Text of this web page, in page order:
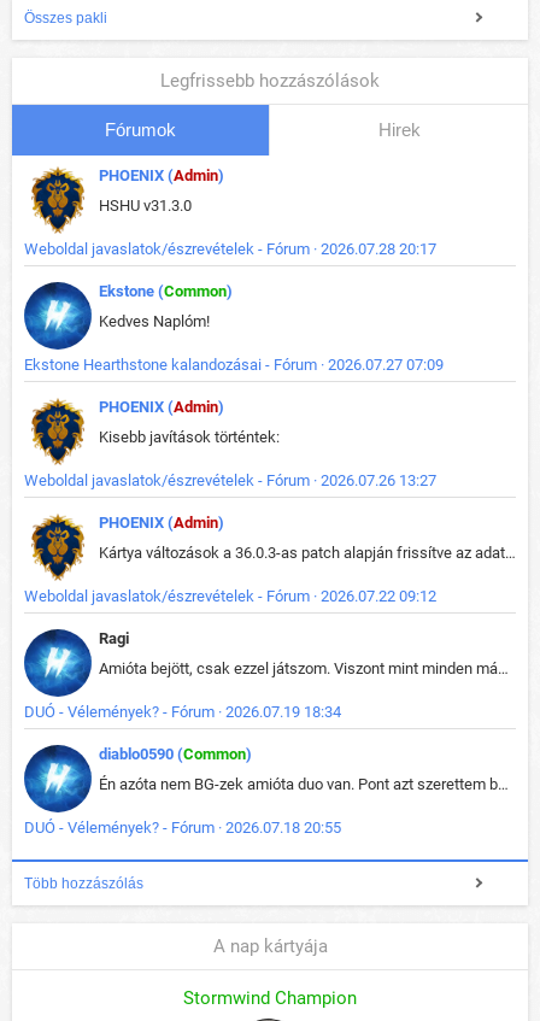
Összes pakli
Legfrissebb hozzászólások
Fórumok Hirek
PHOENIX (Admin)
HSHU v31.3.0
Weboldal javaslatok/észrevételek - Fórum · 2026.07.28 20:17
Ekstone (Common)
Kedves Naplóm!
Ekstone Hearthstone kalandozásai - Fórum · 2026.07.27 07:09
PHOENIX (Admin)
Kisebb javítások történtek:
Weboldal javaslatok/észrevételek - Fórum · 2026.07.26 13:27
PHOENIX (Admin)
Kártya változások a 36.0.3-as patch alapján frissítve az adatbázisban (képek is cserélve).
Weboldal javaslatok/észrevételek - Fórum · 2026.07.22 09:12
Ragi
Amióta bejött, csak ezzel játszom. Viszont mint minden más - akár az alapjáték is, ez is baromira összetett lett. Néha már pár kör után is esélytelen az egész. Vagy irreállisan túltápol valaki, vagy lelép a partner, vagy csak hülye mint a segg. És amikor eljönne az én időm, na akkor jön el mindenki másé is. Engem jobban érdekelne, hogy ki milyen ratingen szokott játszani. Na ez lenne egy érdekes adat.
DUÓ - Vélemények? - Fórum · 2026.07.19 18:34
diablo0590 (Common)
Én azóta nem BG-zek amióta duo van. Pont azt szerettem benne, hogy rajtam múlik mi történik, nem pedig a társamon. Kérem vissza a régi BG-t :D
DUÓ - Vélemények? - Fórum · 2026.07.18 20:55
Több hozzászólás
A nap kártyája
Stormwind Champion